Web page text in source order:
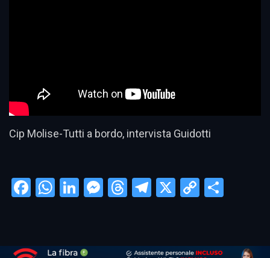
Cip Molise-Tutti a bordo, intervista Guidotti
Facebook
WhatsApp
LinkedIn
Messenger
Threads
Telegram
X
Copy